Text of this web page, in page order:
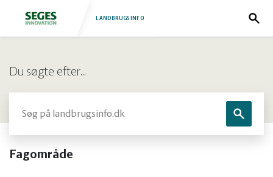
ind
Forside
Grise
LANDBRUGSINFO Søg
Du søgte efter…
Søg
Fagområde